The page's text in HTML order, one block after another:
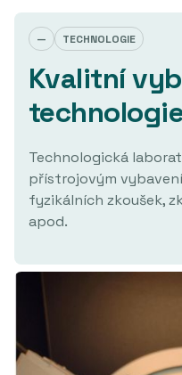
— TECHNOLOGIE
Kvalitní
Technologická
přístrojovým
fyzikálních zkoušek,
apod.